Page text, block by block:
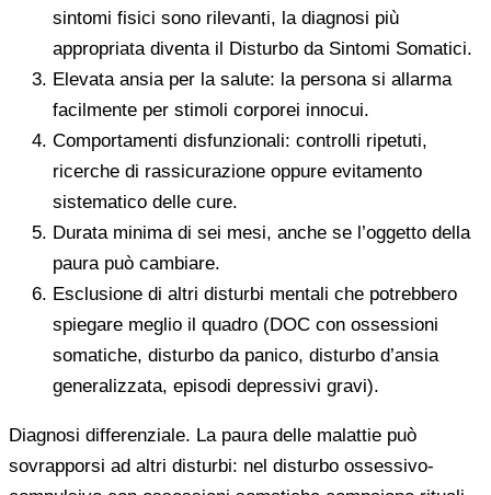
sintomi fisici sono rilevanti, la diagnosi più
appropriata diventa il Disturbo da Sintomi Somatici.
Elevata ansia per la salute: la persona si allarma
facilmente per stimoli corporei innocui.
Comportamenti disfunzionali: controlli ripetuti,
ricerche di rassicurazione oppure evitamento
sistematico delle cure.
Durata minima di sei mesi, anche se l’oggetto della
paura può cambiare.
Esclusione di altri disturbi mentali che potrebbero
spiegare meglio il quadro (DOC con ossessioni
somatiche, disturbo da panico, disturbo d’ansia
generalizzata, episodi depressivi gravi).
Diagnosi differenziale. La paura delle malattie può
sovrapporsi ad altri disturbi: nel disturbo ossessivo-